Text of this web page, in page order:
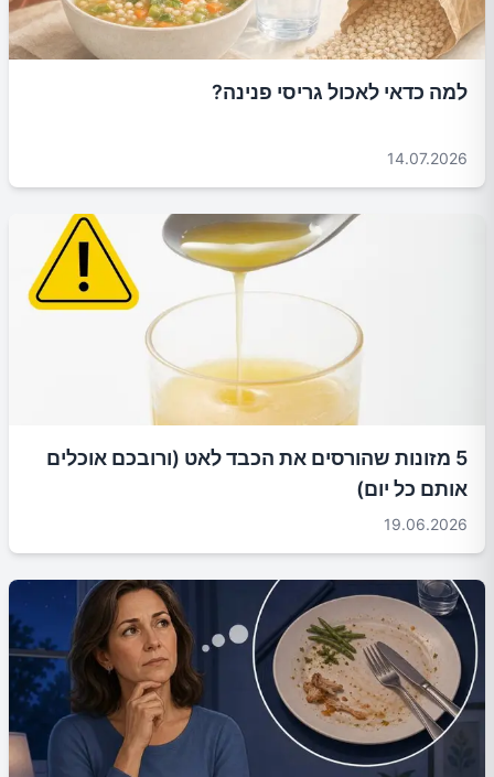
למה כדאי לאכול גריסי פנינה?
14.07.2026
5 מזונות שהורסים את הכבד לאט (ורובכם אוכלים
אותם כל יום)
19.06.2026